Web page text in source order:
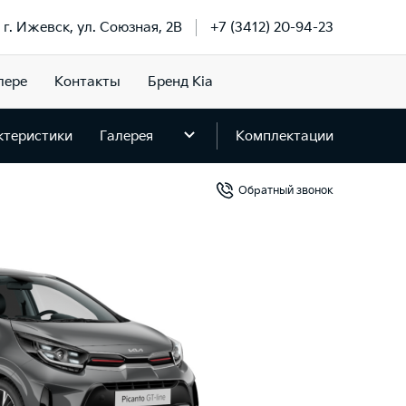
г. Ижевск, ул. Союзная, 2В +7 (3412) 20-94-23
Контакты Бренд Kia
Галерея Комплектации
Обратный звонок